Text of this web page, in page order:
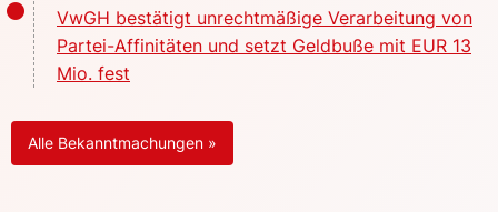
VwGH bestätigt unrechtmäßige Verarbeitung von
Partei-Affinitäten und setzt Geldbuße mit EUR 13
Mio. fest
Alle Bekanntmachungen »